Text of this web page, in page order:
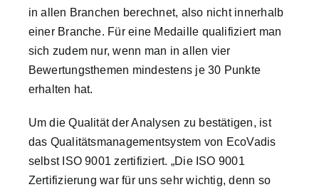
in allen Branchen berechnet, also nicht innerhalb
einer Branche. Für eine Medaille qualifiziert man
sich zudem nur, wenn man in allen vier
Bewertungsthemen mindestens je 30 Punkte
erhalten hat.
Um die Qualität der Analysen zu bestätigen, ist
das Qualitätsmanagementsystem von EcoVadis
selbst ISO 9001 zertifiziert. „Die ISO 9001
Zertifizierung war für uns sehr wichtig, denn so